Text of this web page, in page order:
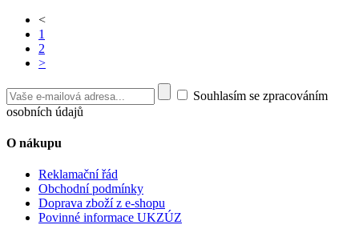
<
1
2
>
Souhlasím se zpracováním
osobních údajů
O nákupu
Reklamační řád
Obchodní podmínky
Doprava zboží z e-shopu
Povinné informace UKZÚZ